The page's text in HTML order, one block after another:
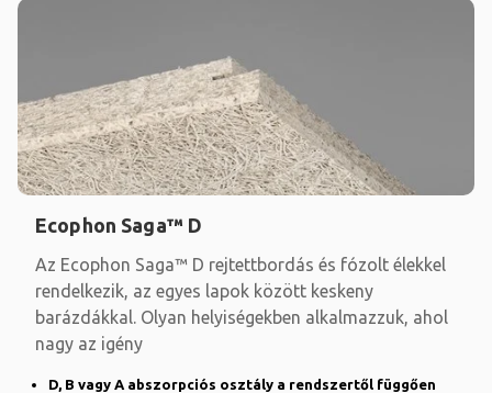
Ecophon Saga™ D
Az Ecophon Saga™ D rejtettbordás és fózolt élekkel
rendelkezik, az egyes lapok között keskeny
barázdákkal. Olyan helyiségekben alkalmazzuk, ahol
nagy az igény
D, B vagy A abszorpciós osztály a rendszertől függően